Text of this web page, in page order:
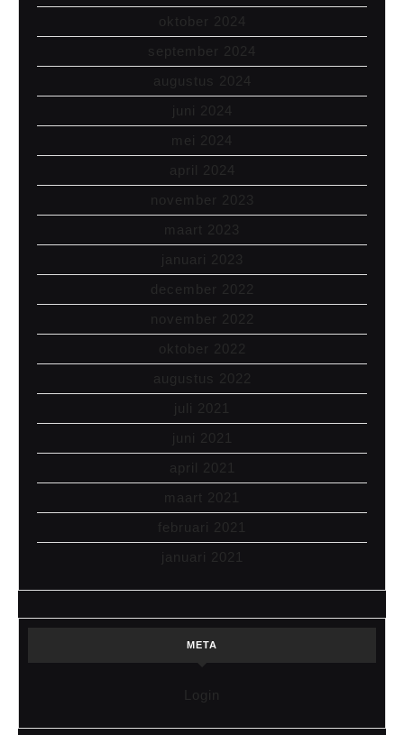
oktober 2024
september 2024
augustus 2024
juni 2024
mei 2024
april 2024
november 2023
maart 2023
januari 2023
december 2022
november 2022
oktober 2022
augustus 2022
juli 2021
juni 2021
april 2021
maart 2021
februari 2021
januari 2021
META
Login